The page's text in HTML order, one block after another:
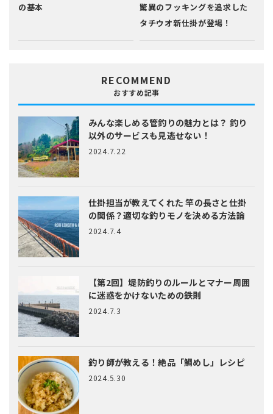
の基本
驚異のフッキングを追求した
タチウオ新仕掛が登場！
RECOMMEND
おすすめ記事
みんな楽しめる管釣りの魅力とは？ 釣り
以外のサービスも見逃せない！
2024.7.22
仕掛担当が教えてくれた竿の長さと仕掛
の関係？適切な釣りモノを決める方法論
2024.7.4
【第2回】堤防釣りのルールとマナー周囲
に迷惑をかけないための鉄則
2024.7.3
釣り師が教える！絶品「鯛めし」レシピ
2024.5.30